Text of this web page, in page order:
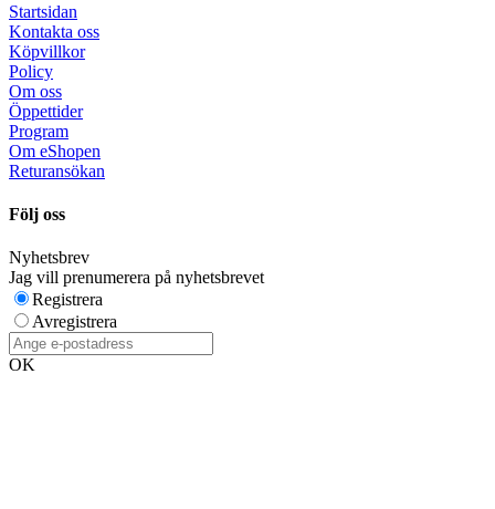
Startsidan
Kontakta oss
Köpvillkor
Policy
Om oss
Öppettider
Program
Om eShopen
Returansökan
Följ oss
Nyhetsbrev
Jag vill prenumerera på nyhetsbrevet
Registrera
Avregistrera
OK